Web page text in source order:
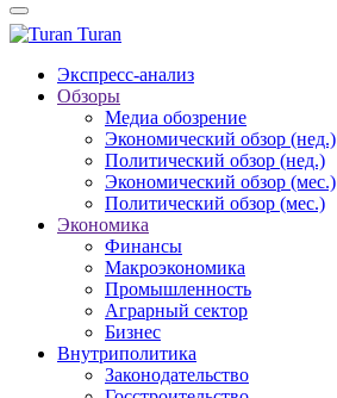
Turan
Экспресс-анализ
Обзоры
Медиа обозрение
Экономический обзор (нед.)
Политический обзор (нед.)
Экономический обзор (мес.)
Политический обзор (мес.)
Экономика
Финансы
Макроэкономика
Промышленность
Аграрный сектор
Бизнес
Внутриполитика
Законодательство